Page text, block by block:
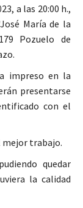
a las 20:00 h.,
María de la
Pozuelo de
impreso en la
presentarse
con el
mejor trabajo.
quedar
la calidad